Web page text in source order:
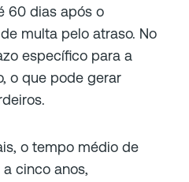
60 dias após o
multa pelo atraso. No
específico para a
o que pode gerar
o tempo médio de
cinco anos,